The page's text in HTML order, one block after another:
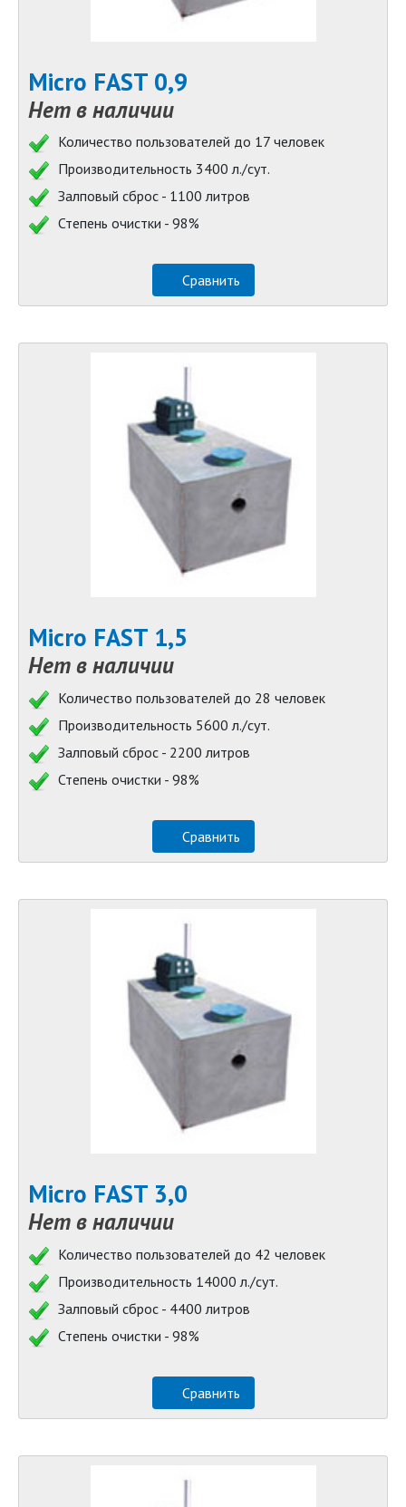
Micro FAST 0,9
Нет в наличии
Количество пользователей до 17 человек
Производительность 3400 л./сут.
Залповый сброс - 1100 литров
Степень очистки - 98%
Сравнить
Micro FAST 1,5
Нет в наличии
Количество пользователей до 28 человек
Производительность 5600 л./сут.
Залповый сброс - 2200 литров
Степень очистки - 98%
Сравнить
Micro FAST 3,0
Нет в наличии
Количество пользователей до 42 человек
Производительность 14000 л./сут.
Залповый сброс - 4400 литров
Степень очистки - 98%
Сравнить